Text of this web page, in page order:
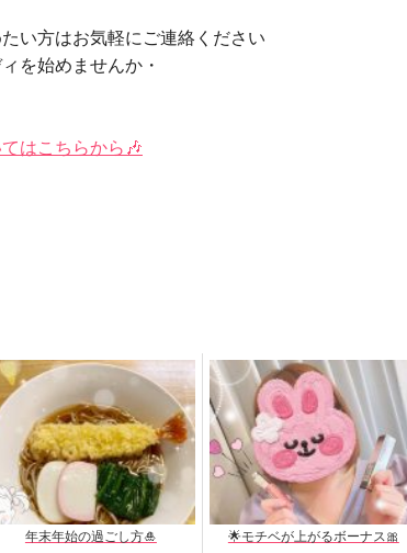
い方はお気軽にご連絡ください
を始めませんか・
はこちらから🎶
年末年始の過ごし方🎍 🌟モチベが上がるボーナス🎀